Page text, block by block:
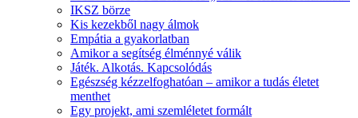
IKSZ börze
Kis kezekből nagy álmok
Empátia a gyakorlatban
Amikor a segítség élménnyé válik
Játék. Alkotás. Kapcsolódás
Egészség kézzelfoghatóan – amikor a tudás életet
menthet
Egy projekt, ami szemléletet formált